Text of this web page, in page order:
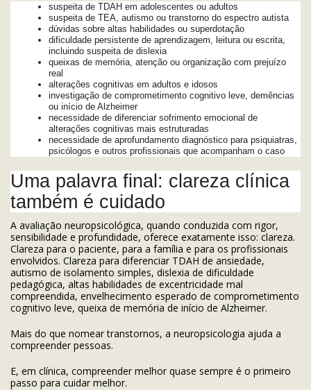
suspeita de TDAH em adolescentes ou adultos
suspeita de TEA, autismo ou transtorno do espectro autista
dúvidas sobre altas habilidades ou superdotação
dificuldade persistente de aprendizagem, leitura ou escrita,
incluindo suspeita de dislexia
queixas de memória, atenção ou organização com prejuízo
real
alterações cognitivas em adultos e idosos
investigação de comprometimento cognitivo leve, demências
ou início de Alzheimer
necessidade de diferenciar sofrimento emocional de
alterações cognitivas mais estruturadas
necessidade de aprofundamento diagnóstico para psiquiatras,
psicólogos e outros profissionais que acompanham o caso
Uma palavra final: clareza clínica
também é cuidado
A avaliação neuropsicológica, quando conduzida com rigor,
sensibilidade e profundidade, oferece exatamente isso: clareza.
Clareza para o paciente, para a família e para os profissionais
envolvidos. Clareza para diferenciar TDAH de ansiedade,
autismo de isolamento simples, dislexia de dificuldade
pedagógica, altas habilidades de excentricidade mal
compreendida, envelhecimento esperado de comprometimento
cognitivo leve, queixa de memória de início de Alzheimer.
Mais do que nomear transtornos, a neuropsicologia ajuda a
compreender pessoas.
E, em clínica, compreender melhor quase sempre é o primeiro
passo para cuidar melhor.